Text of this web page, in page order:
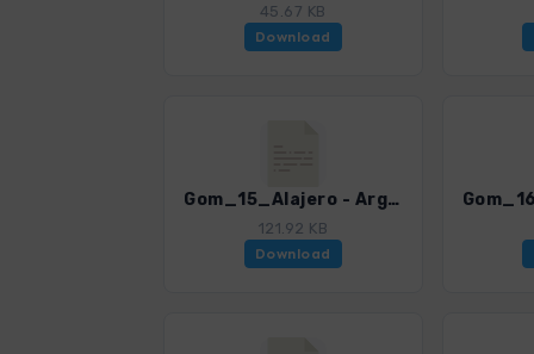
45.67 KB
Download
Gom_15_Alajero - Arguayoda.gpx
121.92 KB
Download